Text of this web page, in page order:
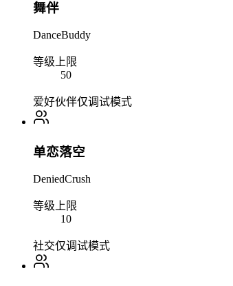
舞伴
DanceBuddy
等级上限
50
爱好伙伴仅调试模式
单恋落空
DeniedCrush
等级上限
10
社交仅调试模式